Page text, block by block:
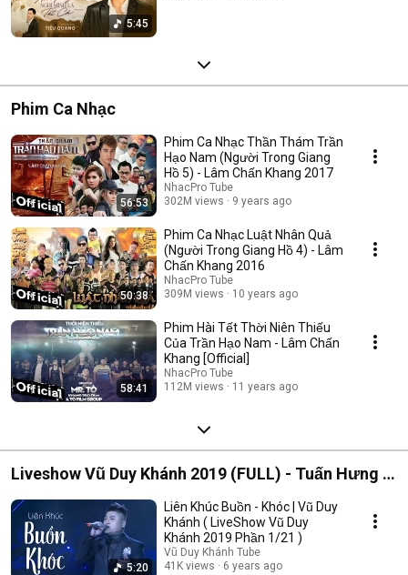
5:45
Phim Ca Nhạc
56:53
Phim Ca Nhạc Thần Thám Trần
Hạo Nam (Người Trong Giang
Hồ 5) - Lâm Chấn Khang 2017
NhacPro Tube
302M views
9 years ago
50:38
Phim Ca Nhạc Luật Nhân Quả
(Người Trong Giang Hồ 4) - Lâm
Chấn Khang 2016
NhacPro Tube
309M views
10 years ago
58:41
Phim Hài Tết Thời Niên Thiếu
Của Trần Hạo Nam - Lâm Chấn
Khang [Official]
NhacPro Tube
112M views
11 years ago
Liveshow Vũ Duy Khánh 2019 (FULL) - Tuấn Hưng ,
Đạt G , Dương Hoàng Yến
5:20
Liên Khúc Buồn - Khóc | Vũ Duy
Khánh ( LiveShow Vũ Duy
Khánh 2019 Phần 1/21 )
Vũ Duy Khánh Tube
41K views
6 years ago